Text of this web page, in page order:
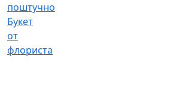
поштучно
Букет
от
флориста